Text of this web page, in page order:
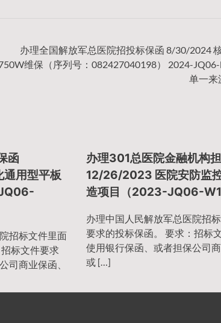
办理全国解放军总医院招投标保函 8/30/2024
维保（序列号：082427040198） 2024-
单一来
函
用型平板
招标文件里面
标文件要求
司商业保函、
办理301总医院金融机构
12/26/2023 医院安防监
造项目（2023-JQ06-
办理中国人民解放军总医院招
要求的投标保函。 要求：招标
使用银行保函、或者担保公司商
或 […]